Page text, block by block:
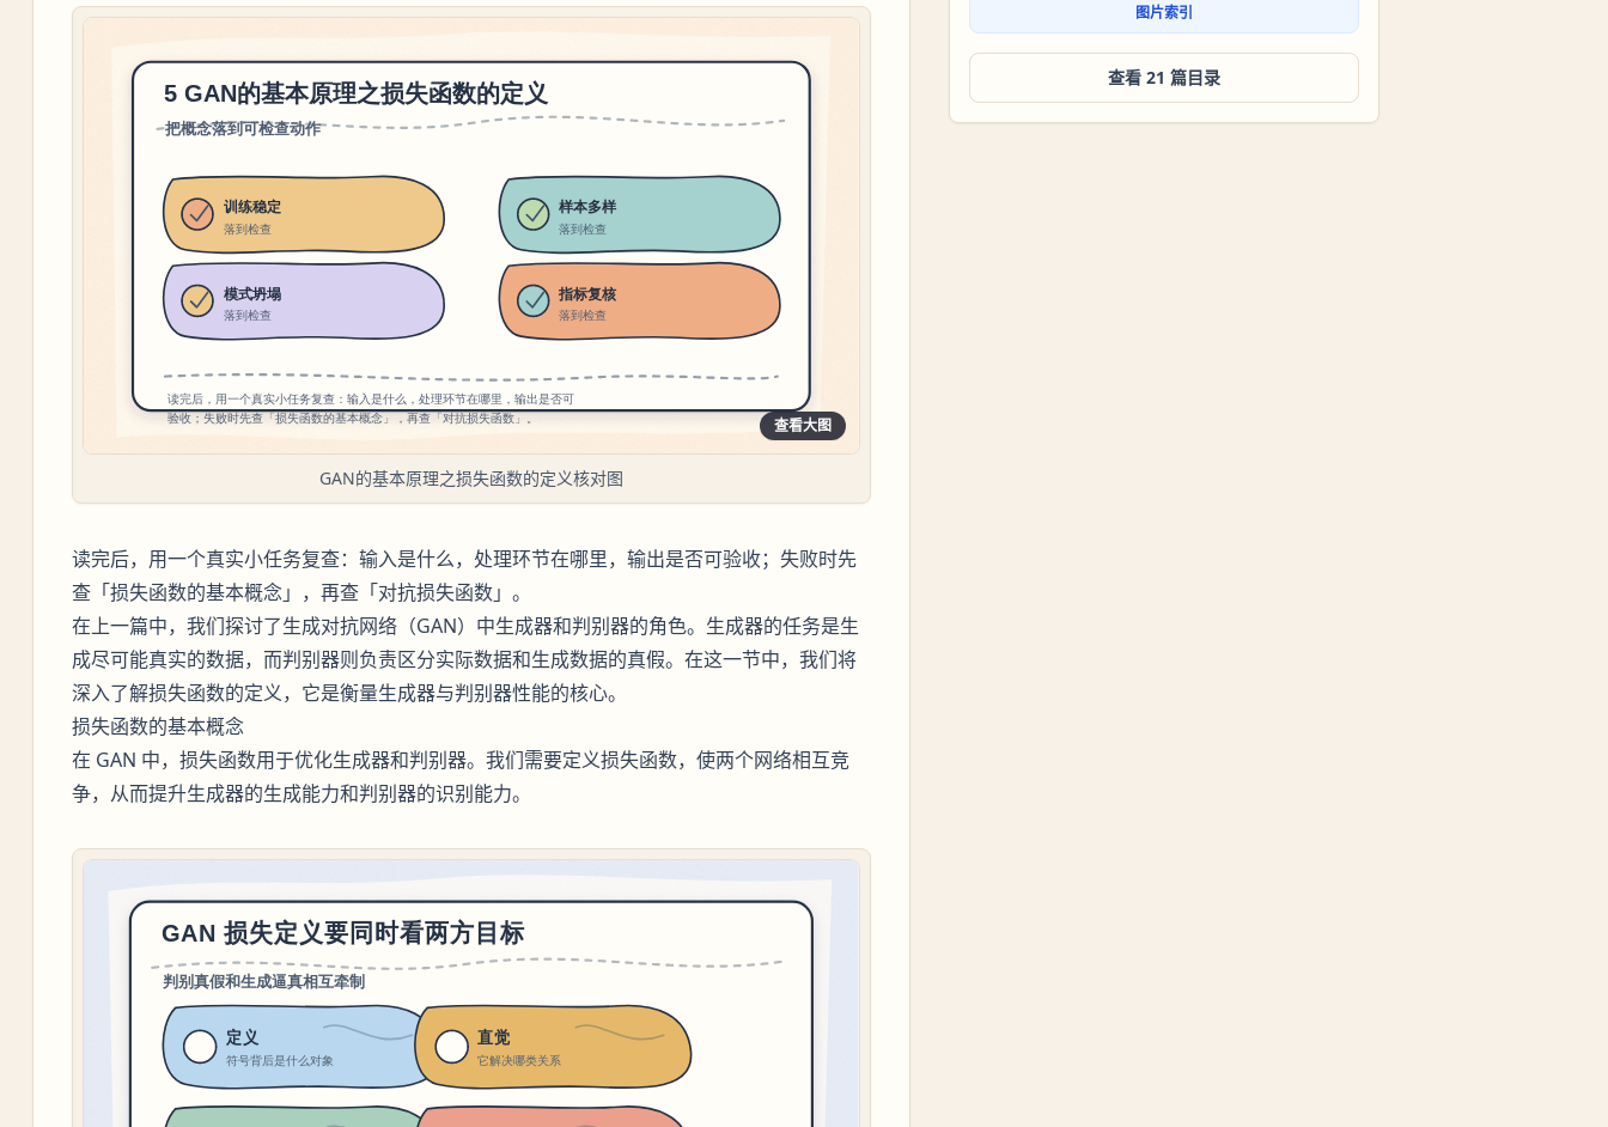
查看大图
GAN的基本原理之损失函数的定义核对图
读完后，用一个真实小任务复查：输入是什么，处理环节在哪里，输出是否可验收；失败时先
查「损失函数的基本概念」，再查「对抗损失函数」。
在上一篇中，我们探讨了生成对抗网络（GAN）中生成器和判别器的角色。生成器的任务是生
成尽可能真实的数据，而判别器则负责区分实际数据和生成数据的真假。在这一节中，我们将
深入了解损失函数的定义，它是衡量生成器与判别器性能的核心。
损失函数的基本概念
在 GAN 中，损失函数用于优化生成器和判别器。我们需要定义损失函数，使两个网络相互竞
争，从而提升生成器的生成能力和判别器的识别能力。
图片索引
查看 21 篇目录